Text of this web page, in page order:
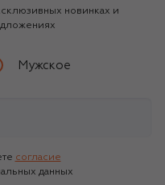
новинках и
Мужское
согласие
данных